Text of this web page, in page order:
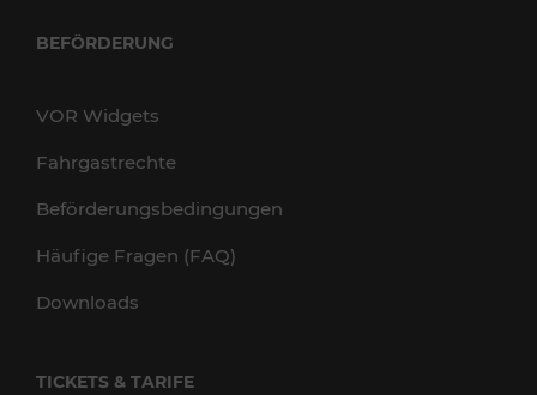
BEFÖRDERUNG
VOR Widgets
Fahrgastrechte
Beförderungsbedingungen
Häufige Fragen (FAQ)
Downloads
TICKETS & TARIFE